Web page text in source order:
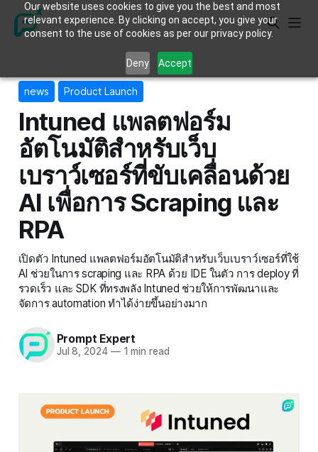
Our website uses cookies to give you the best and most
relevant experience. By clicking on accept, you give your
consent to the use of cookies as per our privacy policy.
Deny Accept
news Product Launch
Intuned แพลตฟอร์ม
อัตโนมัติสำหรับเว็บ
เบราว์เซอร์ที่ขับเคลื่อนด้วย
AI เพื่อการ Scraping และ
RPA
เปิดตัว Intuned แพลตฟอร์มอัตโนมัติสำหรับเว็บเบราว์เซอร์ที่ใช้
AI ช่วยในการ scraping และ RPA ด้วย IDE ในตัว การ deploy ที่
รวดเร็ว และ SDK ที่ทรงพลัง Intuned ช่วยให้การพัฒนาและ
จัดการ automation ทำได้ง่ายขึ้นอย่างมาก
Prompt Expert
Jul 8, 2024 —1 min read